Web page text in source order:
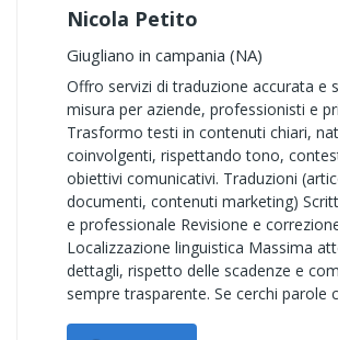
Nicola Petito
Giugliano in campania (NA)
Offro servizi di traduzione accurata e
misura per aziende, professionisti e
Trasformo testi in contenuti chiari,
coinvolgenti, rispettando tono,
obiettivi comunicativi. Traduzioni
documenti, contenuti marketing)
e professionale Revisione e
Localizzazione linguistica Massima
dettagli, rispetto delle scadenze e
sempre trasparente. Se cerchi parole